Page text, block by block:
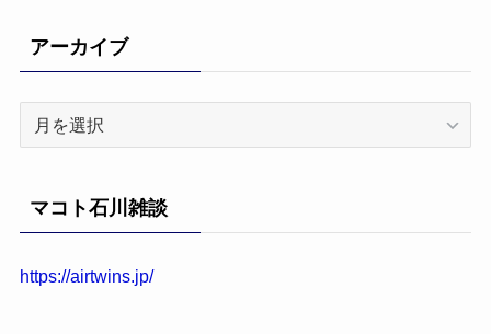
アーカイブ
マコト石川雑談
https://airtwins.jp/